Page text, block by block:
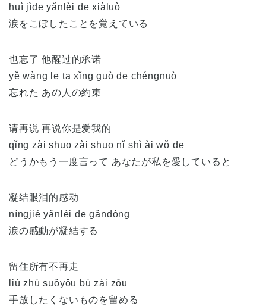
huì jìde yǎnlèi de xiàluò
涙をこぼしたことを覚えている
也忘了 他醒过的承诺
yě wàng le tā xǐng guò de chéngnuò
忘れた あの人の約束
请再说 再说你是爱我的
qǐng zài shuō zài shuō nǐ shì ài wǒ de
どうかもう一度言って あなたが私を愛していると
凝结眼泪的感动
níngjié yǎnlèi de gǎndòng
涙の感動が凝結する
留住所有不再走
liú zhù suǒyǒu bù zài zǒu
手放したくないものを留める